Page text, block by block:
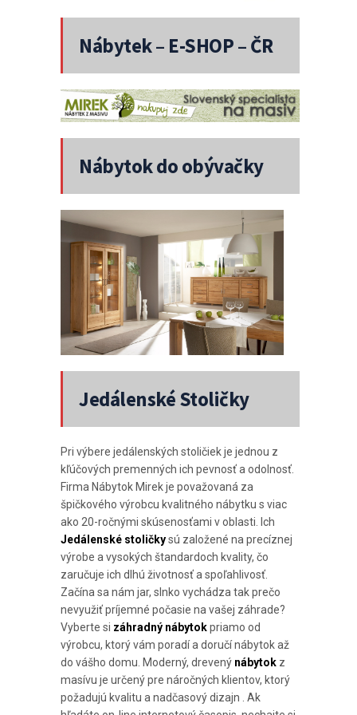
Nábytek – E-SHOP – ČR
Nábytok do obývačky
Jedálenské Stoličky
Pri výbere jedálenských stoličiek je jednou z
kľúčových premenných ich pevnosť a odolnosť.
Firma Nábytok Mirek je považovaná za
špičkového výrobcu kvalitného nábytku s viac
ako 20-ročnými skúsenosťami v oblasti. Ich
Jedálenské stoličkysú založené na precíznej
výrobe a vysokých štandardoch kvality, čo
zaručuje ich dlhú životnosť a spoľahlivosť.
Začína sa nám jar, slnko vychádza tak prečo
nevyužiť príjemné počasie na vašej záhrade?
Vyberte si záhradný nábytokpriamo od
výrobcu, ktorý vám poradí a doručí nábytok až
do vášho domu. Moderný, drevený nábytok z
masívu je určený pre náročných klientov, ktorý
požadujú kvalitu a nadčasový dizajn . Ak